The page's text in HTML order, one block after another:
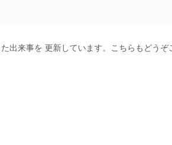
出来事を 更新しています。こちらもどうぞ